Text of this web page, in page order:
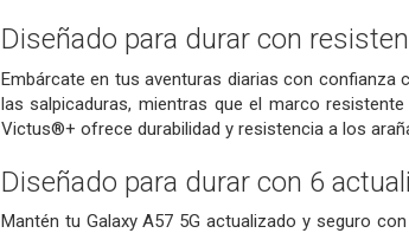
Diseñado para durar con
Embárcate en tus aventuras diarias con confianza
las salpicaduras, mientras que el marco
Victus®+ ofrece durabilidad y resistencia a los
Diseñado para durar con 6
Mantén tu Galaxy A57 5G actualizado y seguro